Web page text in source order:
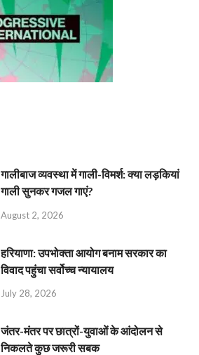
गालीबाज व्‍यवस्‍था में गाली-विमर्श: क्या लड़कियां
गाली सुनकर गजल गाएं?
August 2, 2026
हरियाणा: उपभोक्ता आयोग बनाम सरकार का
विवाद पहुंचा सर्वोच्च न्यायालय
July 28, 2026
जंतर-मंतर पर छात्रों-युवाओं के आंदोलन से
निकलते कुछ जरूरी सबक